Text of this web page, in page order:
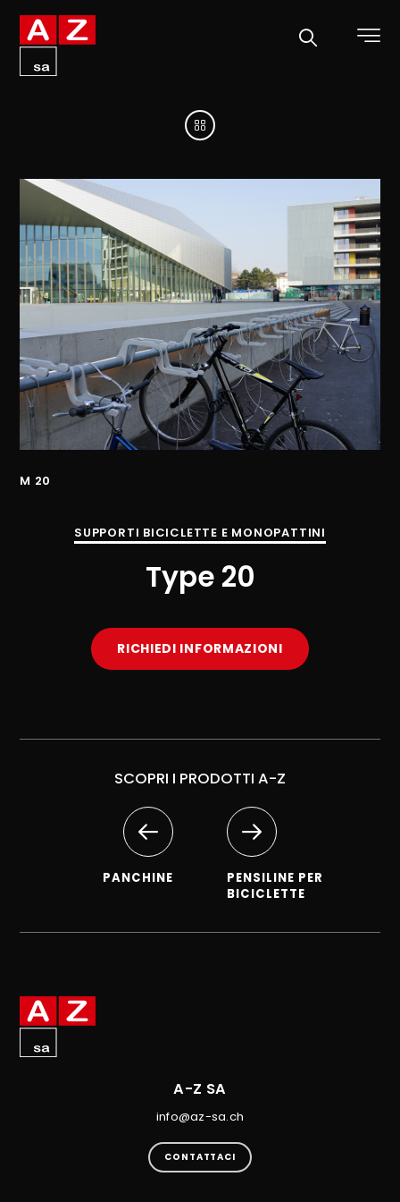
M 20
SUPPORTI BICICLETTE E MONOPATTINI
Type 20
RICHIEDI INFORMAZIONI
SCOPRI I PRODOTTI A-Z
PANCHINE
PENSILINE PER
BICICLETTE
A-Z SA
info@az-sa.ch
CONTATTACI